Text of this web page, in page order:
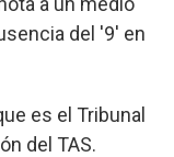
del '9' en
es el Tribunal
del TAS.